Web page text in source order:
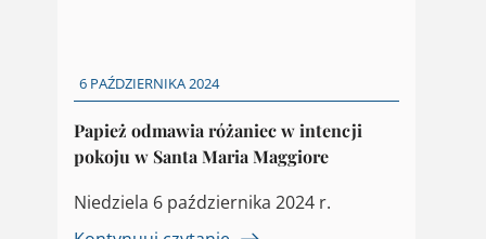
6 PAŹDZIERNIKA 2024
Papież odmawia różaniec w intencji
pokoju w Santa Maria Maggiore
Niedziela 6 października 2024 r.